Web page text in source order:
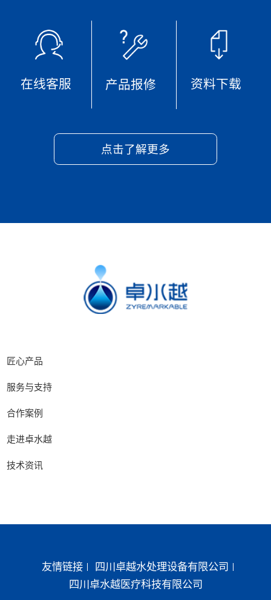
在线客服 产品报修 资料下载
点击了解更多
匠心产品
服务与支持
合作案例
走进卓水越
技术资讯
友情链接
四川卓越水处理设备有限公司
四川卓水越医疗科技有限公司